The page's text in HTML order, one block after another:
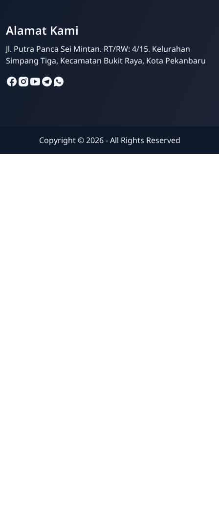
Alamat Kami
Jl. Putra Panca Sei Mintan. RT/RW: 4/15. Kelurahan
Simpang Tiga, Kecamatan Bukit Raya, Kota Pekanbaru
Copyright ©2026- All Rights Reserved